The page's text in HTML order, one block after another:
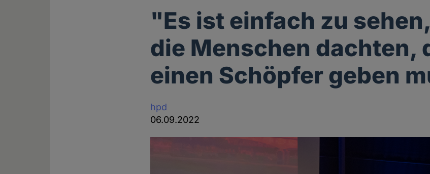
"Es ist einfach zu
die Menschen dachten,
einen Schöpfer geben
hpd
06.09.2022